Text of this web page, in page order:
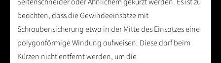
beachten, dass die Gewindeeinsätze mit
Schraubensicherung etwa in der Mitte des Einsatzes eine
polygonförmige Windung aufweisen. Diese darf beim
Kürzen nicht entfernt werden, um die